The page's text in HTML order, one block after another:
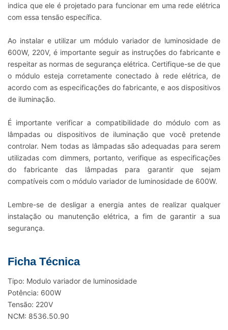
indica que ele é projetado para funcionar em uma rede elétrica
com essa tensão específica.
Ao instalar e utilizar um módulo variador de luminosidade de
600W, 220V, é importante seguir as instruções do fabricante e
respeitar as normas de segurança elétrica. Certifique-se de que
o módulo esteja corretamente conectado à rede elétrica, de
acordo com as especificações do fabricante, e aos dispositivos
de iluminação.
É importante verificar a compatibilidade do módulo com as
lâmpadas ou dispositivos de iluminação que você pretende
controlar. Nem todas as lâmpadas são adequadas para serem
utilizadas com dimmers, portanto, verifique as especificações
do fabricante das lâmpadas para garantir que sejam
compatíveis com o módulo variador de luminosidade de 600W.
Lembre-se de desligar a energia antes de realizar qualquer
instalação ou manutenção elétrica, a fim de garantir a sua
segurança.
Ficha Técnica
Tipo: Modulo variador de luminosidade
Potência: 600W
Tensão: 220V
NCM: 8536.50.90